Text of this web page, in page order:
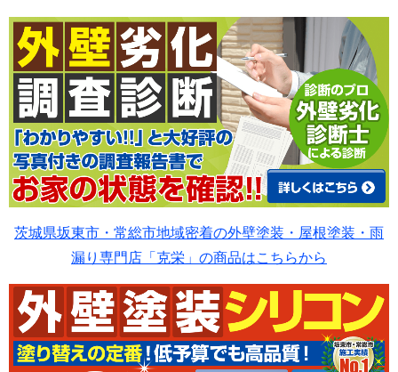
茨城県坂東市・常総市地域密着の外壁塗装・屋根塗装・雨
漏り専門店「克栄」の商品はこちらから